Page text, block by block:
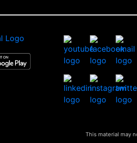
This material may